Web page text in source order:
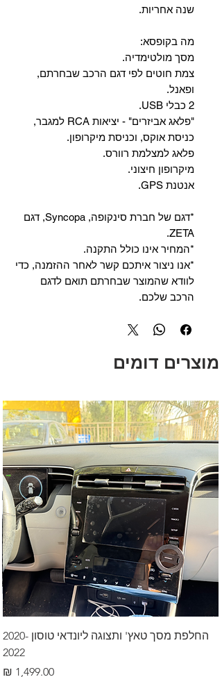
שנה אחריות.
מה בקופסא:
מסך מולטימדיה.
צמת חוטים לפי דגם הרכב שבחרתם,
ופאנל.
2 כבלי USB.
"פלאג אביזרים" - יציאות RCA למגבר,
כניסת אוקס, וכניסת מיקרופון.
פלאג למצלמת רוורס.
מיקרופון חיצוני.
אנטנת GPS.
*דגם של חברת סינקופה, Syncopa, דגם
ZETA.
*המחיר אינו כולל התקנה.
*אנו ניצור איתכם קשר לאחר ההזמנה, כדי
לוודא שהמוצר שבחרתם תואם לדגם
הרכב שלכם.
מוצרים דומים
החלפת מסך טאץ' ותצוגה ליונדאי טוסון 2020-
2022
מחיר